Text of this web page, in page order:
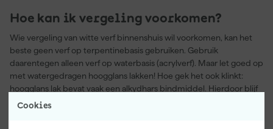
Cookies
Hoe kan ik vergeling voorkomen?
Wie vergeling van witte verf binnenshuis wil voorkomen, kan het
beste geen verf op terpentinebasis gebruiken. Gebruik
daarentegen alleen verf op waterbasis (acrylverf). Maar let goed op
met watergedragen hoogglans lakken! Hoe gek het ook klinkt:
hoogglans lak bevat vaak een alkydhars bindmiddel. Hierdoor blijf
je last houden van donkervergeling.